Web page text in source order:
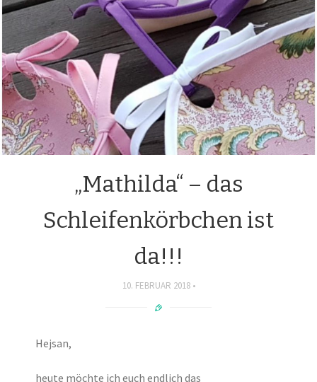
„Mathilda“ – das
Schleifenkörbchen ist
da!!!
10. FEBRUAR 2018
Hejsan,
heute möchte ich euch endlich das